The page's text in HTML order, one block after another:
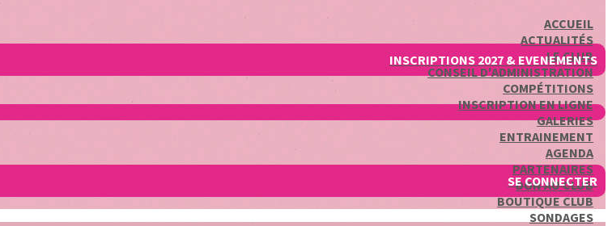
ACCUEIL
ACTUALITÉS
LE CLUB
CONSEIL D'ADMINISTRATION
COMPÉTITIONS
INSCRIPTION EN LIGNE
GALERIES
ENTRAINEMENT
AGENDA
PARTENAIRES
DON AU CLUB
BOUTIQUE CLUB
SONDAGES
INSCRIPTIONS 2027 & EVENEMENTS
SE CONNECTER